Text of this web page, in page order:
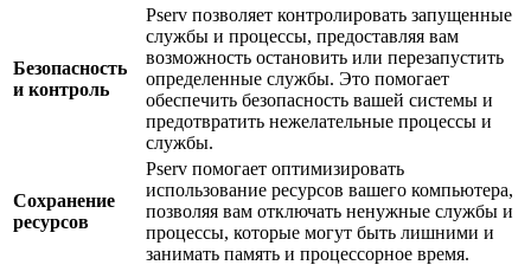
Безопасность
и контроль
Pserv позволяет контролировать запущенные
службы и процессы, предоставляя вам
возможность остановить или перезапустить
определенные службы. Это помогает
обеспечить безопасность вашей системы и
предотвратить нежелательные процессы и
службы.
Сохранение
ресурсов
Pserv помогает оптимизировать
использование ресурсов вашего компьютера,
позволяя вам отключать ненужные службы и
процессы, которые могут быть лишними и
занимать память и процессорное время.